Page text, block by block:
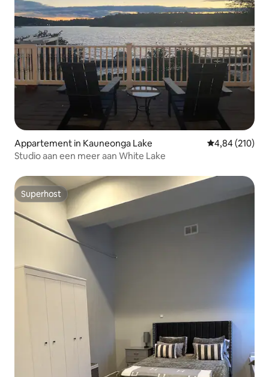
Appartement in Kauneonga Lake Gemiddelde
4,84 (210)
Studio aan een meer aan White Lake
Superhost
Superhost